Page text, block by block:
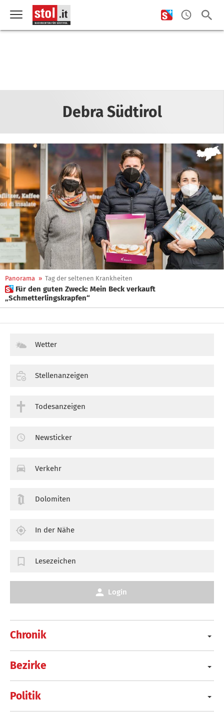
Debra Südtirol
Panorama » Tag der seltenen Krankheiten
 Für den guten Zweck: Mein Beck verkauft
„Schmetterlingskrapfen“
Chronik
Bezirke
Politik
Wetter
Stellenanzeigen
Todesanzeigen
Newsticker
Verkehr
Dolomiten
In der Nähe
Lesezeichen
Login